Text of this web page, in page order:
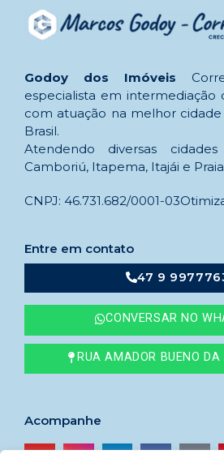
Godoy dos Imóveis
especialista em intermediação
com atuação na melhor
Brasil.
Atendendo diversas
Camboriú, Itapema, Itajái e
CNPJ: 46.731.682/0001-03
Entre em contato
47 9
CONVERSAR NO
RUA AMADOR BUENO
Acompanhe